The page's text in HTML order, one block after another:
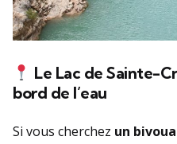
Le Lac de Sainte-
bord de l’eau
Si vous cherchez un